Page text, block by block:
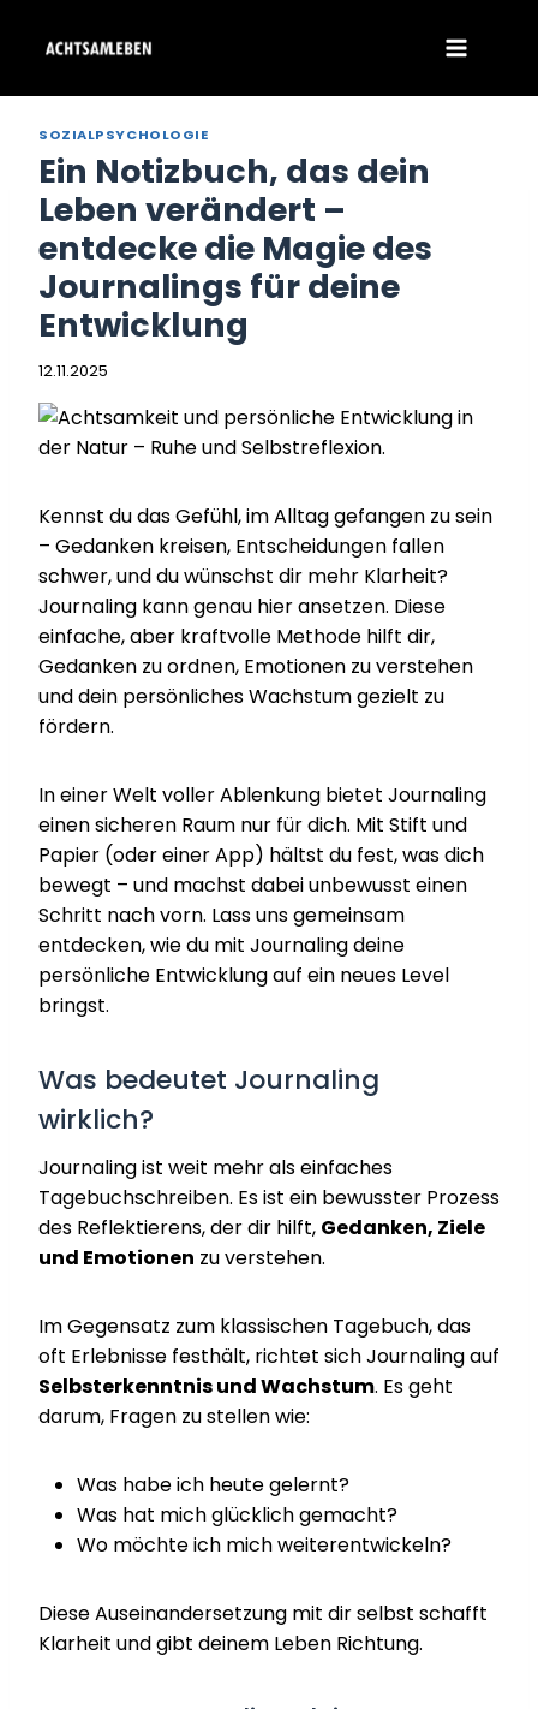
Inhalt
SOZIALPSYCHOLOGIE
Ein Notizbuch, das dein
Leben verändert –
entdecke die Magie des
Journalings für deine
Entwicklung
12.11.2025
Kennst du das Gefühl, im Alltag gefangen zu sein
– Gedanken kreisen, Entscheidungen fallen
schwer, und du wünschst dir mehr Klarheit?
Journaling kann genau hier ansetzen. Diese
einfache, aber kraftvolle Methode hilft dir,
Gedanken zu ordnen, Emotionen zu verstehen
und dein persönliches Wachstum gezielt zu
fördern.
In einer Welt voller Ablenkung bietet Journaling
einen sicheren Raum nur für dich. Mit Stift und
Papier (oder einer App) hältst du fest, was dich
bewegt – und machst dabei unbewusst einen
Schritt nach vorn. Lass uns gemeinsam
entdecken, wie du mit Journaling deine
persönliche Entwicklung auf ein neues Level
bringst.
Was bedeutet Journaling
wirklich?
Journaling ist weit mehr als einfaches
Tagebuchschreiben. Es ist ein bewusster Prozess
des Reflektierens, der dir hilft, Gedanken, Ziele
und Emotionen zu verstehen.
Im Gegensatz zum klassischen Tagebuch, das
oft Erlebnisse festhält, richtet sich Journaling auf
Selbsterkenntnis und Wachstum. Es geht
darum, Fragen zu stellen wie:
Was habe ich heute gelernt?
Was hat mich glücklich gemacht?
Wo möchte ich mich weiterentwickeln?
Diese Auseinandersetzung mit dir selbst schafft
Klarheit und gibt deinem Leben Richtung.